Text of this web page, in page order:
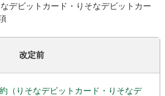
デビットカード・りそなデビットカー
改定前
（りそなデビットカード・りそなデ